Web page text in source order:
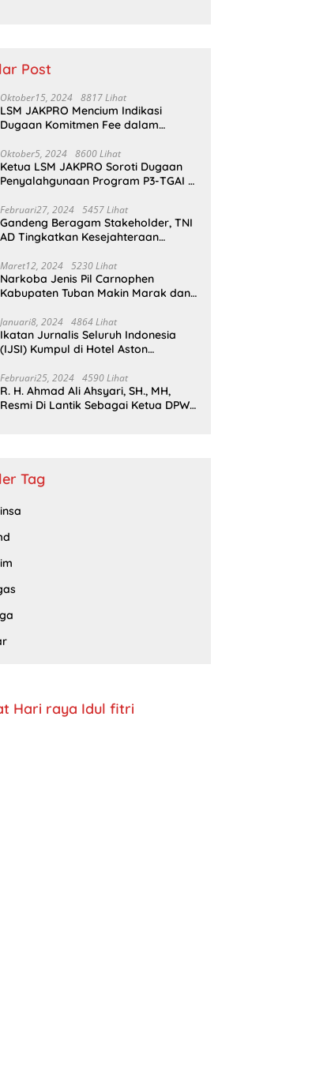
Post
Oktober15, 2024 8817 Lihat
LSM JAKPRO Mencium Indikasi
Dugaan Komitmen Fee dalam
Sukapura
Oktober5, 2024 8600 Lihat
Ketua LSM JAKPRO Soroti Dugaan
Penyalahgunaan Program P3-TGAI di
Februari27, 2024 5457 Lihat
Gandeng Beragam Stakeholder, TNI
AD Tingkatkan Kesejahteraan
Maret12, 2024 5230 Lihat
Narkoba Jenis Pil Carnophen
Kabupaten Tuban Makin Marak dan
Wajib Tau
Januari8, 2024 4864 Lihat
Ikatan Jurnalis Seluruh Indonesia
(IJSI) Kumpul di Hotel Aston
Februari25, 2024 4590 Lihat
R. H. Ahmad Ali Ahsyari, SH., MH,
Resmi Di Lantik Sebagai Ketua DPW
Tag
Hari raya Idul fitri